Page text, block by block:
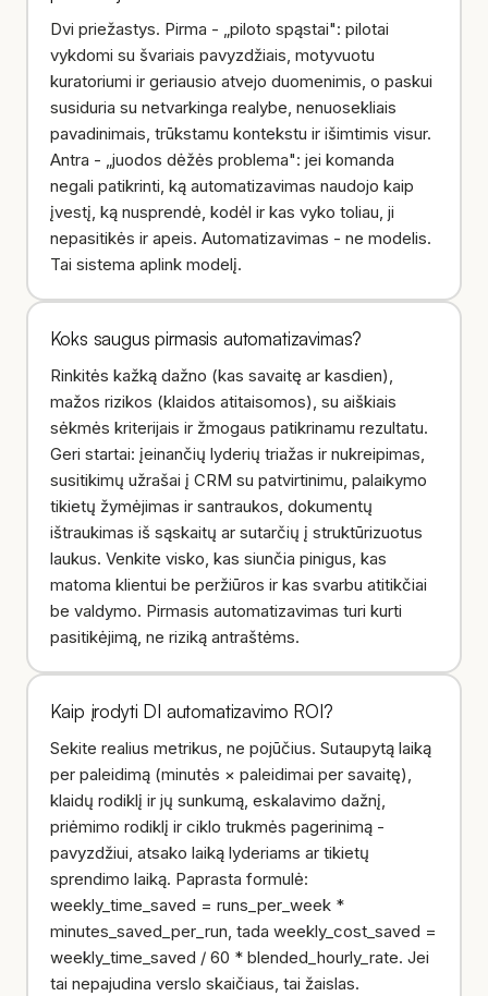
Dvi priežastys. Pirma - „piloto spąstai": pilotai
vykdomi su švariais pavyzdžiais, motyvuotu
kuratoriumi ir geriausio atvejo duomenimis, o paskui
susiduria su netvarkinga realybe, nenuosekliais
pavadinimais, trūkstamu kontekstu ir išimtimis visur.
Antra - „juodos dėžės problema": jei komanda
negali patikrinti, ką automatizavimas naudojo kaip
įvestį, ką nusprendė, kodėl ir kas vyko toliau, ji
nepasitikės ir apeis. Automatizavimas - ne modelis.
Tai sistema aplink modelį.
Koks saugus pirmasis automatizavimas?
Rinkitės kažką dažno (kas savaitę ar kasdien),
mažos rizikos (klaidos atitaisomos), su aiškiais
sėkmės kriterijais ir žmogaus patikrinamu rezultatu.
Geri startai: įeinančių lyderių triažas ir nukreipimas,
susitikimų užrašai į CRM su patvirtinimu, palaikymo
tikietų žymėjimas ir santraukos, dokumentų
ištraukimas iš sąskaitų ar sutarčių į struktūrizuotus
laukus. Venkite visko, kas siunčia pinigus, kas
matoma klientui be peržiūros ir kas svarbu atitikčiai
be valdymo. Pirmasis automatizavimas turi kurti
pasitikėjimą, ne riziką antraštėms.
Kaip įrodyti DI automatizavimo ROI?
Sekite realius metrikus, ne pojūčius. Sutaupytą laiką
per paleidimą (minutės × paleidimai per savaitę),
klaidų rodiklį ir jų sunkumą, eskalavimo dažnį,
priėmimo rodiklį ir ciklo trukmės pagerinimą -
pavyzdžiui, atsako laiką lyderiams ar tikietų
sprendimo laiką. Paprasta formulė:
weekly_time_saved = runs_per_week *
minutes_saved_per_run, tada weekly_cost_saved =
weekly_time_saved / 60 * blended_hourly_rate. Jei
tai nepajudina verslo skaičiaus, tai žaislas.